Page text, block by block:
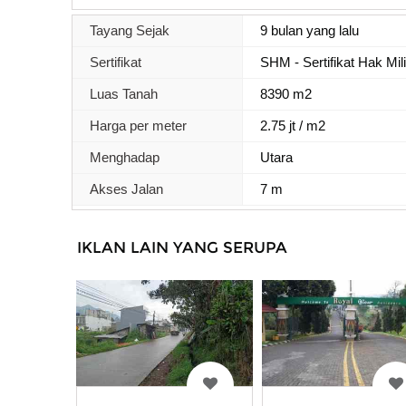
Tayang Sejak 9 bulan yang lalu
Sertifikat SHM - Sertifikat Hak
Luas Tanah 8390 m2
Harga per meter 2.75 jt / m2
Menghadap Utara
Akses Jalan 7 m
IKLAN LAIN YANG SERUPA